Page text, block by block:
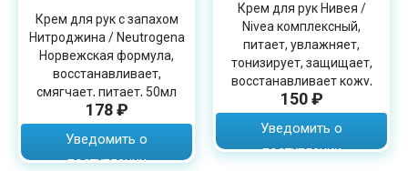
Крем для рук с запахом
Нитроджина / Neutrogena
Норвежская формула,
восстанавливает,
смягчает, питает, 50мл
178 ₽
Уведомить о
поступлении
Крем для рук Нивея /
Nivea комплексный,
питает, увлажняет,
тонизирует, защищает,
восстанавливает кожу,
75мл
150 ₽
Уведомить о
поступлении